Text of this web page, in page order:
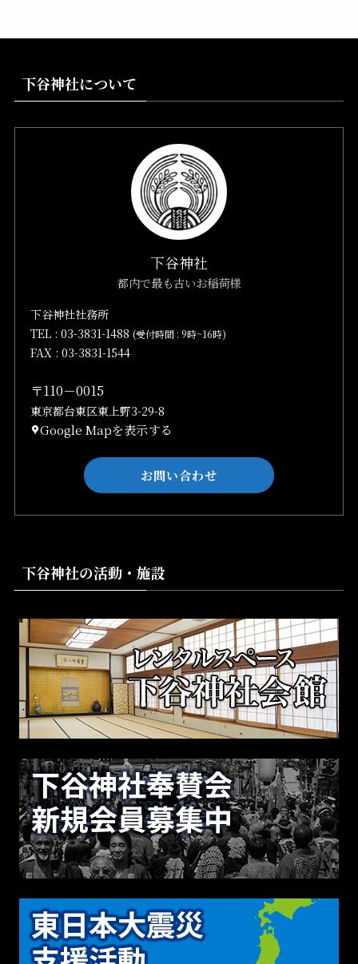
下谷神社について
下谷神社
都内で最も古いお稲荷様
下谷神社社務所
TEL :03-3831-1488 (受付時間 : 9時~16時)
FAX : 03-3831-1544
〒110－0015
東京都台東区東上野3-29-8
Google Mapを表示する
お問い合わせ
下谷神社の活動・施設